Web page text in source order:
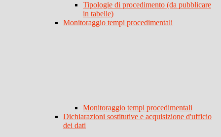
Tipologie di procedimento (da pubblicare
in tabelle)
Monitoraggio tempi procedimentali
Monitoraggio tempi procedimentali
Dichiarazioni sostitutive e acquisizione d'ufficio
dei dati